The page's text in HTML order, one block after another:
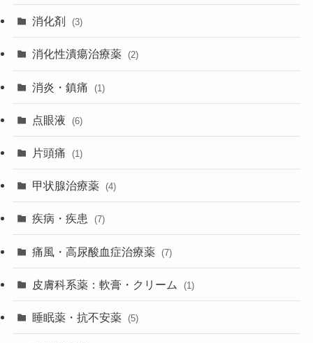
消化剤 (3)
消化性潰瘍治療薬 (2)
消炎・鎮痛 (1)
点眼液 (6)
片頭痛 (1)
甲状腺治療薬 (4)
疾病・疾患 (7)
痛風・高尿酸血症治療薬 (7)
皮膚科系薬：軟膏・クリーム (1)
睡眠薬・抗不安薬 (5)